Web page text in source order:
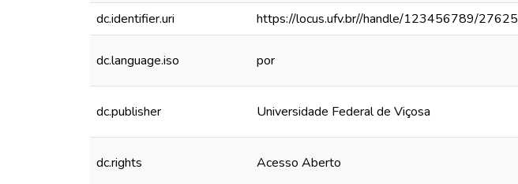
dc.identifier.uri https://locus.ufv.br//handle/123456789/27625
dc.language.iso por
dc.publisher Universidade Federal de Viçosa
dc.rights Acesso Aberto